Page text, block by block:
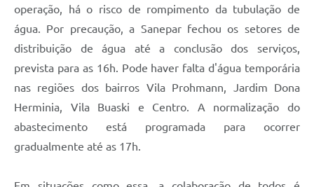
Feriados Municipais
Imprensa
Telefones Postos de Saúde
Plantão das Funerárias
Serviço de Informação ao Cidadão
operação, há o risco de rompimento da tubulação de
água. Por precaução, a Sanepar fechou os setores de
distribuição de água até a conclusão dos serviços,
prevista para as 16h. Pode haver falta d'água temporária
nas regiões dos bairros Vila Prohmann, Jardim Dona
Herminia, Vila Buaski e Centro. A normalização do
abastecimento está programada para ocorrer
gradualmente até as 17h.